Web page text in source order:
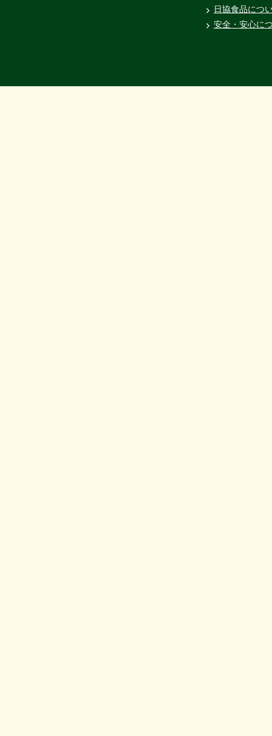
日協食品につ
安全・安心に